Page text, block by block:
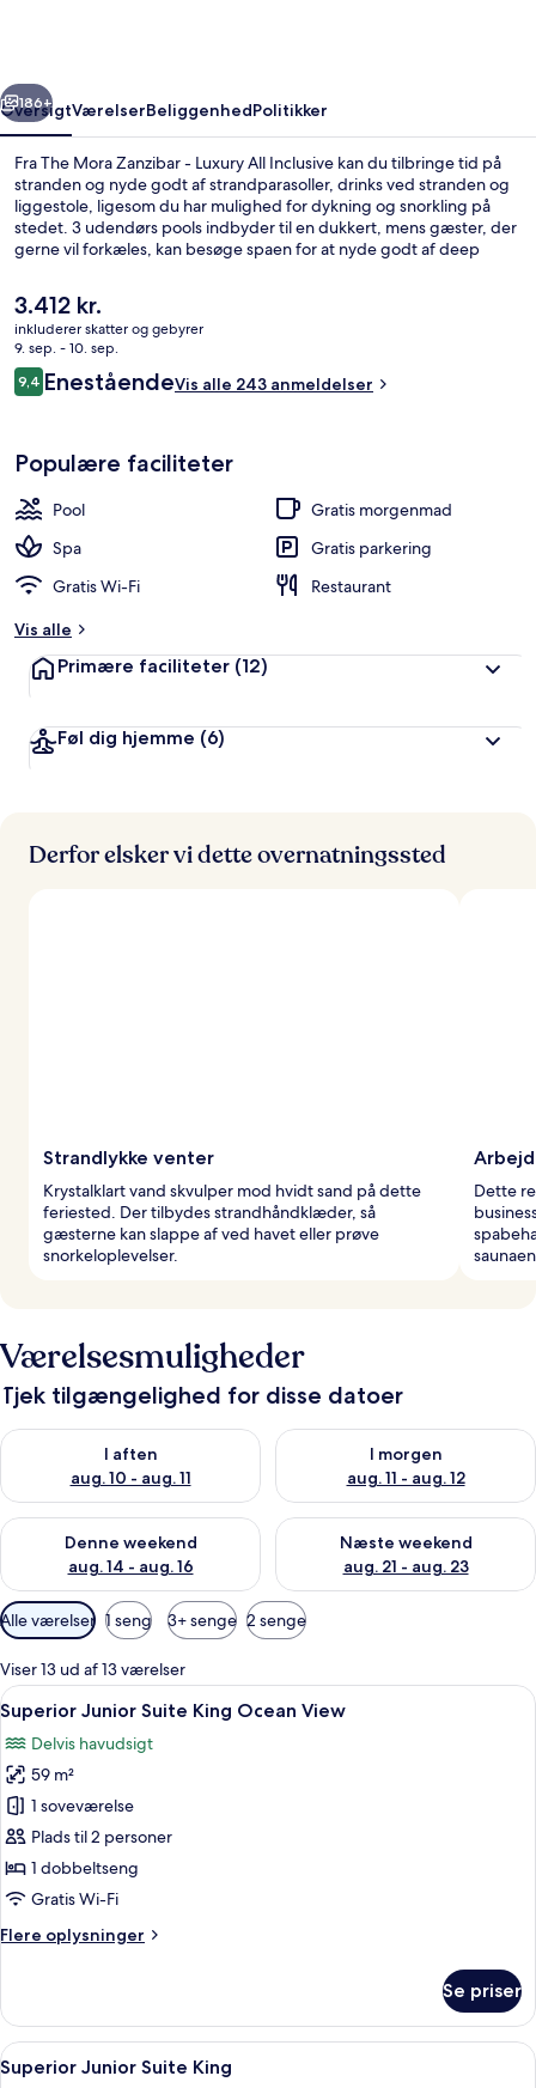
Inclusive
Næste
186+
OversigtVærelserBeliggenhedPolitikker
Fra The Mora Zanzibar - Luxury All Inclusive kan du tilbringe tid på
stranden og nyde godt af strandparasoller, drinks ved stranden og
liggestole, ligesom du har mulighed for dykning og snorkling på
stedet. 3 udendørs pools indbyder til en dukkert, mens gæster, der
gerne vil forkæles, kan besøge spaen for at nyde godt af deep
Spisemulighederne tæller 4 restauranter, og de 3 barer/lounger er
gode steder at nyde en kølig drink. En tagterrasse, en gratis
børneklub og et døgnåbent fitnesscenter er andre højdepunkter på
dette resort med luksusfaciliteter. Rejsende har kun godt at sige om
stedets hjælpsomme personale.
Den
nuværende
pris
er
3.412 kr.
3.412 kr.
inkluderer skatter og gebyrer
9. sep. - 10. sep.
Anmeldelser
9,49,4 ud af 10.
EneståendeVis alle 243 anmeldelser
Populære faciliteter
Pool
Gratis morgenmad
Spa
Gratis parkering
Gratis Wi-Fi
Restaurant
Vis alle
Primære faciliteter (12)
Føl dig hjemme (6)
Derfor elsker vi dette overnatningssted
Strandlykke venter
Krystalklart vand skvulper mod hvidt sand på dette
feriested. Der tilbydes strandhåndklæder, så
gæsterne kan slappe af ved havet eller prøve
snorkeloplevelser.
Dette
Værelsesmuligheder
Tjek tilgængelighed for disse datoer
I aften
aug. 10 - aug. 11
Tjek tilgængelighed for i aften aug. 10 - aug. 11
I morgen
aug. 11 - aug. 12
Tjek tilgængelighed for i
Denne weekend
aug. 14 - aug. 16
Tjek tilgængelighed for denne weekend aug. 14 - aug. 16
Næste weekend
aug. 21 - aug. 23
Tjek tilgængelighed for næste
Tilgængelige
filtre
for
værelser
Alle værelser 1 seng 3+ senge 2 senge
Viser 13 ud af 13 værelser
Indlæs
alle
billeder
af
Superior
Junior
Suite
King
View
Et hotelværelse med en stor seng,
9
Superior Junior Suite King Ocean View
Delvis havudsigt
59 m²
1 soveværelse
Plads til 2 personer
1 dobbeltseng
Gratis Wi-Fi
Flere oplysninger
Flere
Junior
Suite
King
Se priser
Indlæs
alle
Et hotelværelse med en stor seng,
14
Superior Junior Suite King